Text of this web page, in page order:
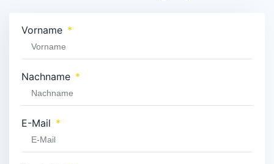
Vorname
Nachname
E-Mail